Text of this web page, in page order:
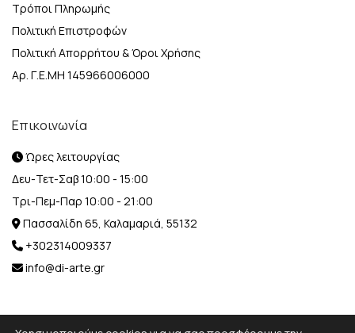
Τρόποι Πληρωμής
Πολιτική Επιστροφών
Πολιτική Απορρήτου & Όροι Χρήσης
Αρ. Γ.Ε.ΜΗ 145966006000
Επικοινωνία
Ώρες λειτουργίας
Δευ-Τετ-Σαβ 10:00 - 15:00
Τρι-Πεμ-Παρ 10:00 - 21:00
Πασσαλίδη 65, Καλαμαριά, 55132
+302314009337
info@di-arte.gr